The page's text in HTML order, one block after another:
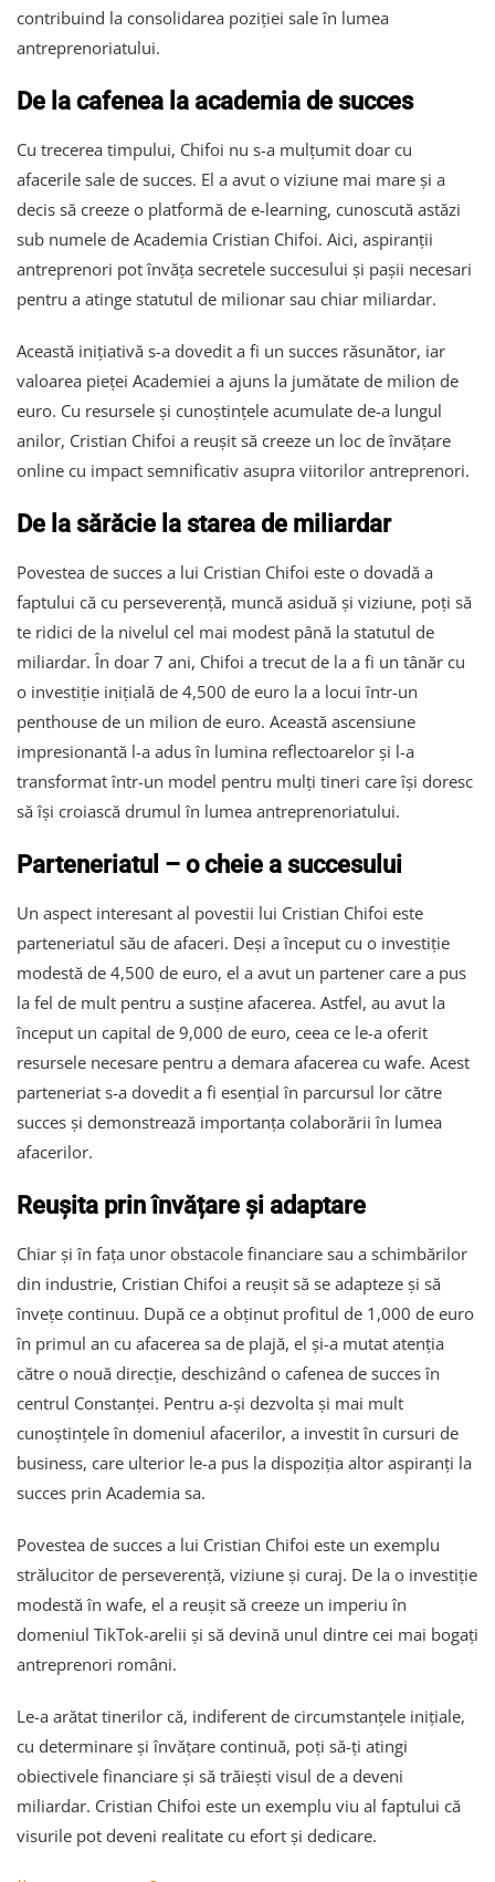
contribuind la consolidarea poziției sale în lumea
antreprenoriatului.
De la cafenea la academia de succes
Cu trecerea timpului, Chifoi nu s-a mulțumit doar cu
afacerile sale de succes. El a avut o viziune mai mare și a
decis să creeze o platformă de e-learning, cunoscută astăzi
sub numele de Academia Cristian Chifoi. Aici, aspiranții
antreprenori pot învăța secretele succesului și pașii necesari
pentru a atinge statutul de milionar sau chiar miliardar.
Această inițiativă s-a dovedit a fi un succes răsunător, iar
valoarea pieței Academiei a ajuns la jumătate de milion de
euro. Cu resursele și cunoștințele acumulate de-a lungul
anilor, Cristian Chifoi a reușit să creeze un loc de învățare
online cu impact semnificativ asupra viitorilor antreprenori.
De la sărăcie la starea de miliardar
Povestea de succes a lui Cristian Chifoi este o dovadă a
faptului că cu perseverență, muncă asiduă și viziune, poți să
te ridici de la nivelul cel mai modest până la statutul de
miliardar. În doar 7 ani, Chifoi a trecut de la a fi un tânăr cu
o investiție inițială de 4,500 de euro la a locui într-un
penthouse de un milion de euro. Această ascensiune
impresionantă l-a adus în lumina reflectoarelor și l-a
transformat într-un model pentru mulți tineri care își doresc
să își croiască drumul în lumea antreprenoriatului.
Parteneriatul – o cheie a succesului
Un aspect interesant al povestii lui Cristian Chifoi este
parteneriatul său de afaceri. Deși a început cu o investiție
modestă de 4,500 de euro, el a avut un partener care a pus
la fel de mult pentru a susține afacerea. Astfel, au avut la
început un capital de 9,000 de euro, ceea ce le-a oferit
resursele necesare pentru a demara afacerea cu wafe. Acest
parteneriat s-a dovedit a fi esențial în parcursul lor către
succes și demonstrează importanța colaborării în lumea
afacerilor.
Reușita prin învățare și adaptare
Chiar și în fața unor obstacole financiare sau a schimbărilor
din industrie, Cristian Chifoi a reușit să se adapteze și să
învețe continuu. După ce a obținut profitul de 1,000 de euro
în primul an cu afacerea sa de plajă, el și-a mutat atenția
către o nouă direcție, deschizând o cafenea de succes în
centrul Constanței. Pentru a-și dezvolta și mai mult
cunoștințele în domeniul afacerilor, a investit în cursuri de
business, care ulterior le-a pus la dispoziția altor aspiranți la
succes prin Academia sa.
Povestea de succes a lui Cristian Chifoi este un exemplu
strălucitor de perseverență, viziune și curaj. De la o investiție
modestă în wafe, el a reușit să creeze un imperiu în
domeniul TikTok-arelii și să devină unul dintre cei mai bogați
antreprenori români.
Le-a arătat tinerilor că, indiferent de circumstanțele inițiale,
cu determinare și învățare continuă, poți să-ți atingi
obiectivele financiare și să trăiești visul de a deveni
miliardar. Cristian Chifoi este un exemplu viu al faptului că
visurile pot deveni realitate cu efort și dedicare.